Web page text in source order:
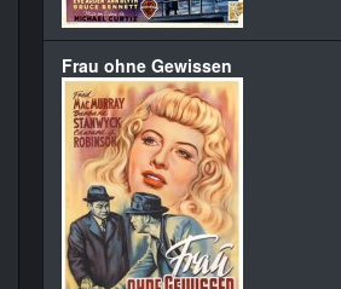
Frau ohne Gewissen